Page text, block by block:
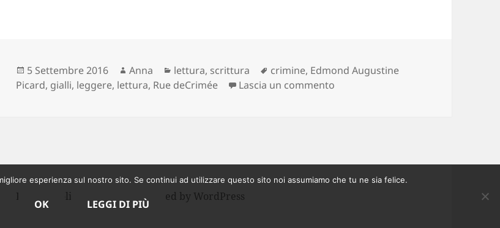
Scritto
il
5 Settembre 2016 Autore
Anna Categorie
lettura, scrittura Tag
crimine, Edmond Augustine
Picard, gialli, leggere, lettura, Rue deCrimée Lascia un commento
Privacy Policy Proudly powered by WordPress
esperienza sul nostro sito. Se continui ad utilizzare questo sito noi assumiamo che tu ne sia felice.
OK LEGGI DI PIÙ